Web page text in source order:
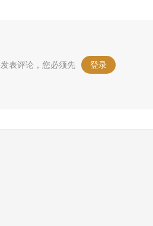
表评论，您必须先 登录 。